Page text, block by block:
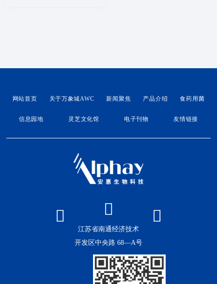
网站首页 关于万象城AWC 新闻聚焦 产品介绍 食药用菌
信息园地 灵芝文化馆 电子刊物 友情链接
江苏省南通经济技术
开发区中央路 68—A号